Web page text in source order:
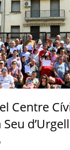
Centre
Seu